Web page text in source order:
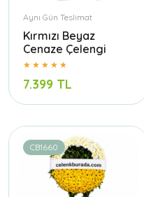
Aynı Gün Teslimat
Kırmızı Beyaz
Cenaze Çelengi
7.399 TL
CB1660